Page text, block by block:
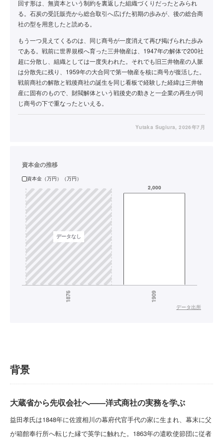
回す形は、無資本という制約を裏返した組織づくりだったとみられ
る。石炭の受託販売から総合取引へ広げた初期の歩みが、後の総合商
社の型を用意したと読める。
もう一つ見えてくるのは、同じ商号が一度消えて再び掲げられた歩み
である。戦前に世界規模へ育った三井物産は、1947年の解体で200社
超に分散し、組織としては一度失われた。それでも旧三井物産の人脈
は分散先に残り、1959年の大合同で第一物産を核に商号が復活した。
戦前商社の解散と戦後商社の誕生を同じ看板で経験した経緯は三井物
産に固有のもので、財閥解体という戦後史の動きと一企業の再生が同
じ商号の下で重なったといえる。
Yutaka Sugiura, 2026年7月
資本金の推移
資本金（万円）（万円）
データ出所
背景
大蔵省から先収会社へ——洋式商社の実務を学ぶ
益田孝氏は1848年に佐渡相川の幕府代官手代の家に生まれ、幕末に父
が箱館奉行所へ転じた縁で英学に触れた。1863年の遣欧使節団に従者